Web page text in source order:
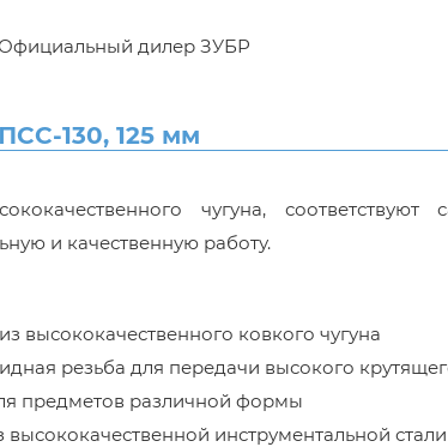
дилер ЗУБР
130, 125 мм
чугуна,
и качественную работу.
высококачественного ковкого чугуна
резьба для передачи высокого
предметов различной формы
инструментальной стали